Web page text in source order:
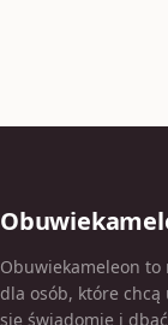
Obuwiekameleon to
dla osób, które chcą
się świadomie i